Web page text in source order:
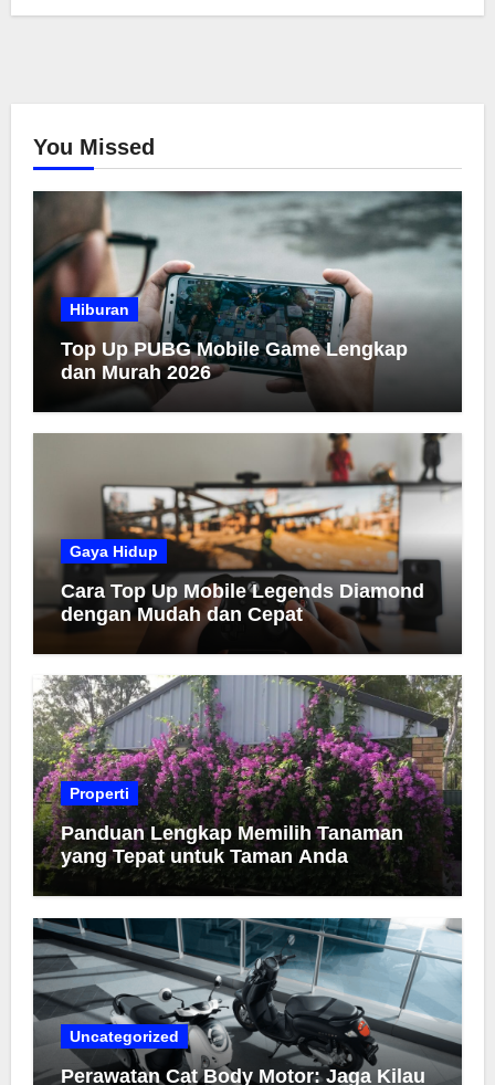
You Missed
Hiburan
Top Up PUBG Mobile Game Lengkap
dan Murah 2026
Gaya Hidup
Cara Top Up Mobile Legends Diamond
dengan Mudah dan Cepat
Properti
Panduan Lengkap Memilih Tanaman
yang Tepat untuk Taman Anda
Uncategorized
Perawatan Cat Body Motor: Jaga Kilau